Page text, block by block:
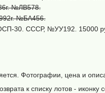
№ЛВ578.
№БА456.
30. СССР, №УУ192. 15000
Фотографии, цена и
к списку лотов - иконку